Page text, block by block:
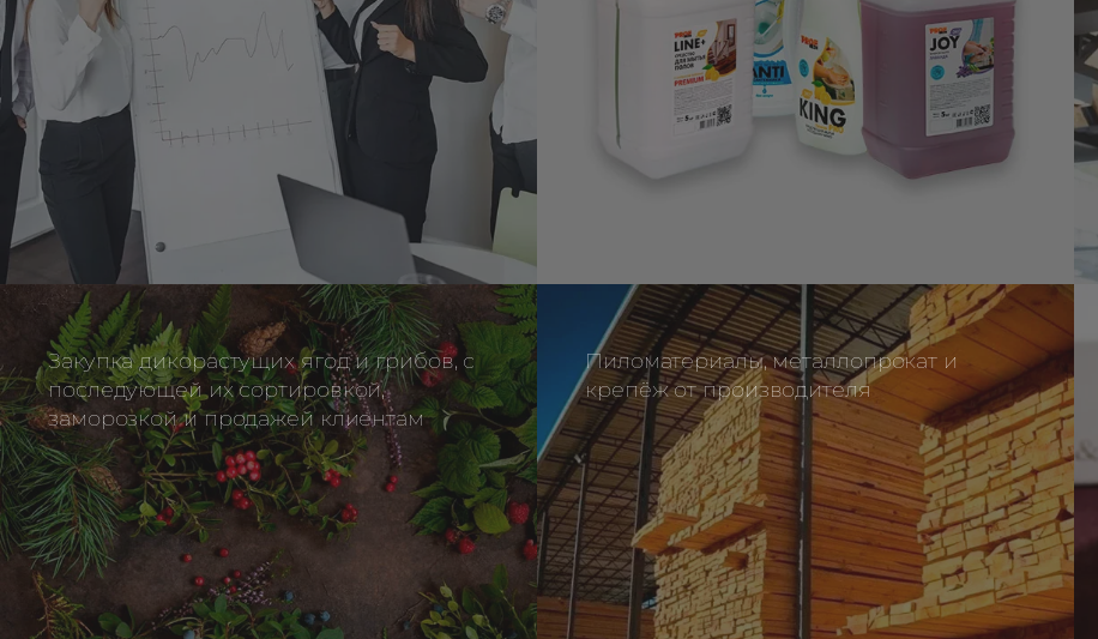
Закупка дикорастущих ягод и грибов, с
последующей их сортировкой,
заморозкой и продажей клиентам
Пиломатериалы, металлопрокат и
крепёж от производителя